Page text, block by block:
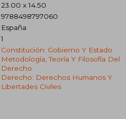
23.00 x 14.50
9788498797060
España
1
Constitución: Gobierno Y Estado
Metodología, Teoría Y Filosofía Del
Derecho
Derecho: Derechos Humanos Y
Libertades Civiles